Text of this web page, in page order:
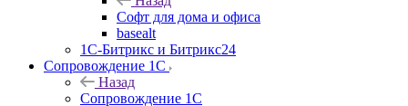
Софт для дома и офиса
basealt
1С-Битрикс и Битрикс24
Сопровождение 1С
Назад
Сопровождение 1С